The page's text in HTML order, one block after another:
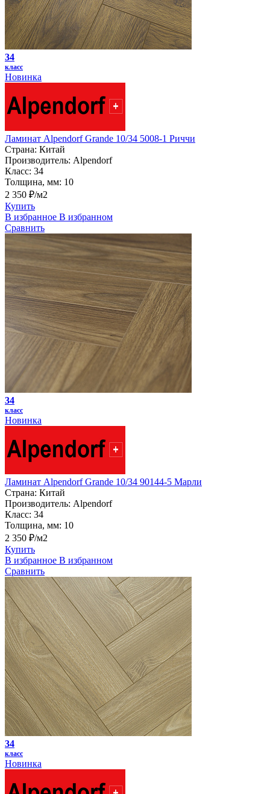
34
класс
Новинка
Ламинат Alpendorf Grande 10/34 5008-1 Риччи
Страна: Китай
Производитель: Alpendorf
Класс: 34
Толщина, мм: 10
2 350 ₽/м2
Купить
В избранное В избранном
Сравнить
34
класс
Новинка
Ламинат Alpendorf Grande 10/34 90144-5 Марли
Страна: Китай
Производитель: Alpendorf
Класс: 34
Толщина, мм: 10
2 350 ₽/м2
Купить
В избранное В избранном
Сравнить
34
класс
Новинка